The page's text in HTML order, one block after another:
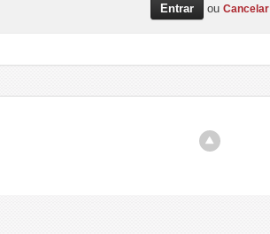
ou Cancelar